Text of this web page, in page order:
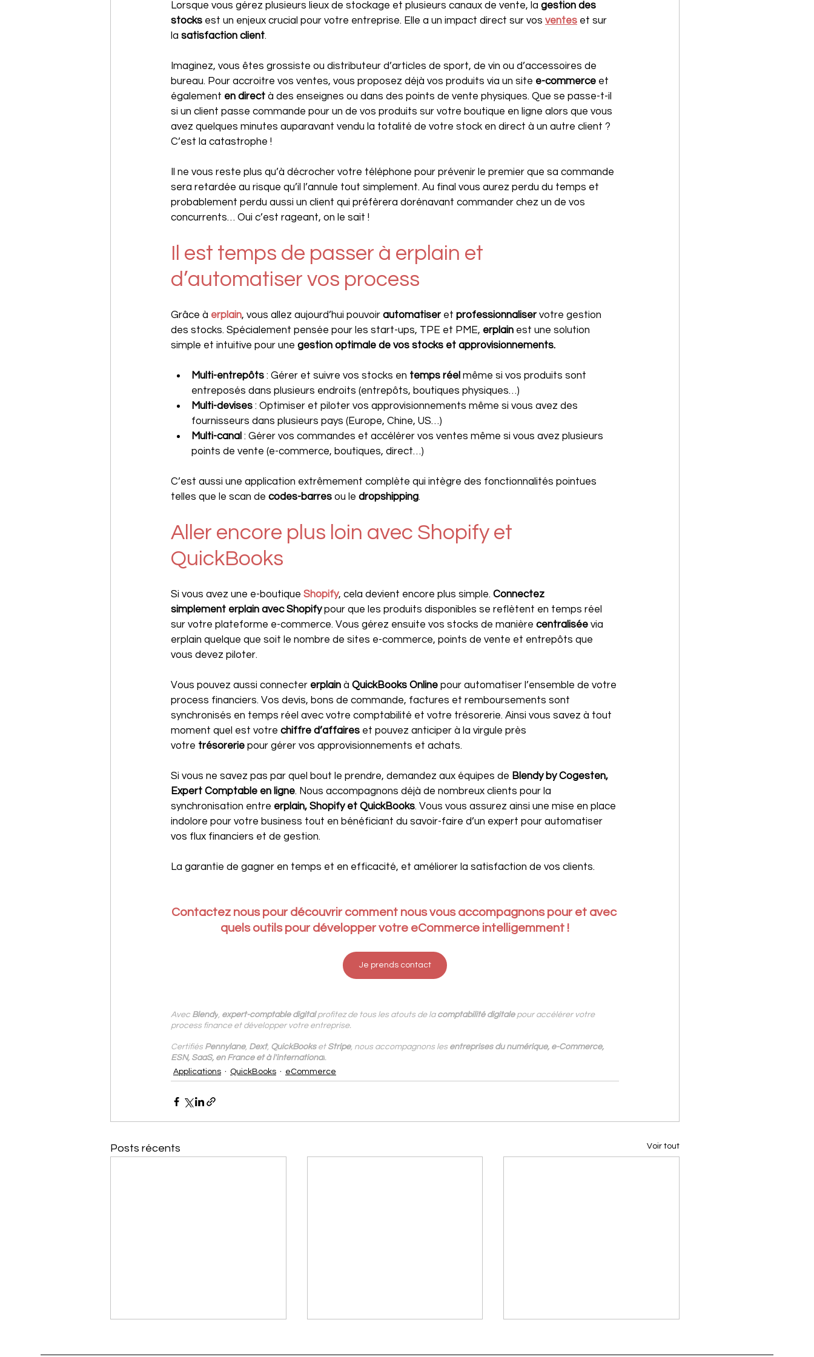
Lorsque vous gérez plusieurs lieux de stockage et plusieurs canaux de vente, la gestion des
stocks est un enjeux crucial pour votre entreprise. Elle a un impact direct sur vos ventes et sur
la satisfaction client.
Imaginez, vous êtes grossiste ou distributeur d’articles de sport, de vin ou d’accessoires de
bureau. Pour accroitre vos ventes, vous proposez déjà vos produits via un site e-commerce et
également en direct à des enseignes ou dans des points de vente physiques. Que se passe-t-il
si un client passe commande pour un de vos produits sur votre boutique en ligne alors que vous
avez quelques minutes auparavant vendu la totalité de votre stock en direct à un autre client ?
C’est la catastrophe !
Il ne vous reste plus qu’à décrocher votre téléphone pour prévenir le premier que sa commande
sera retardée au risque qu’il l’annule tout simplement. Au final vous aurez perdu du temps et
probablement perdu aussi un client qui préfèrera dorénavant commander chez un de vos
concurrents… Oui c’est rageant, on le sait !
Il est temps de passer à erplain et
d’automatiser vos process
Grâce à erplain, vous allez aujourd’hui pouvoir automatiser et professionnaliser votre gestion
des stocks. Spécialement pensée pour les start-ups, TPE et PME, erplain est une solution
simple et intuitive pour une gestion optimale de vos stocks et approvisionnements.
Multi-entrepôts : Gérer et suivre vos stocks en temps réel même si vos produits sont
entreposés dans plusieurs endroits (entrepôts, boutiques physiques…)
Multi-devises : Optimiser et piloter vos approvisionnements même si vous avez des
fournisseurs dans plusieurs pays (Europe, Chine, US…)
Multi-canal : Gérer vos commandes et accélérer vos ventes même si vous avez plusieurs
points de vente (e-commerce, boutiques, direct…)
C’est aussi une application extrêmement complète qui intègre des fonctionnalités pointues
telles que le scan de codes-barres ou le dropshipping.
Aller encore plus loin avec Shopify et
QuickBooks
Si vous avez une e-boutique Shopify, cela devient encore plus simple. Connectez
simplement erplain avec Shopify pour que les produits disponibles se reflètent en temps réel
sur votre plateforme e-commerce. Vous gérez ensuite vos stocks de manière centralisée via
erplain quelque que soit le nombre de sites e-commerce, points de vente et entrepôts que
vous devez piloter.
Vous pouvez aussi connecter erplain à QuickBooks Online pour automatiser l’ensemble de votre
process financiers. Vos devis, bons de commande, factures et remboursements sont
synchronisés en temps réel avec votre comptabilité et votre trésorerie. Ainsi vous savez à tout
moment quel est votre chiffre d’affaires et pouvez anticiper à la virgule près
votre trésorerie pour gérer vos approvisionnements et achats.
Si vous ne savez pas par quel bout le prendre, demandez aux équipes de Blendy by Cogesten,
Expert Comptable en ligne. Nous accompagnons déjà de nombreux clients pour la
synchronisation entre erplain, Shopify et QuickBooks. Vous vous assurez ainsi une mise en place
indolore pour votre business tout en bénéficiant du savoir-faire d’un expert pour automatiser
vos flux financiers et de gestion.
La garantie de gagner en temps et en efficacité, et améliorer la satisfaction de vos clients.
Contactez nous pour découvrir comment nous vous accompagnons pour et avec
quels outils pour développer votre eCommerce intelligemment !
Je prends contact
Avec Blendy, expert-comptable digital profitez de tous les atouts de la comptabilité digitale pour accélérer votre
process finance et développer votre entreprise.
Certifiés Pennylane, Dext, QuickBooks et Stripe, nous accompagnons les entreprises du numérique, e-Commerce,
ESN, SaaS, en France et à l'international.
Applications
QuickBooks eCommerce
Posts récents Voir tout